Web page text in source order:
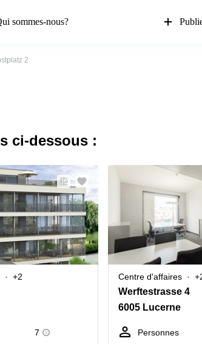
sommes-nous?
2
ci-dessous :
+2
7
Centre d'affaires
Werftestrasse 4
6005 Lucerne
Personnes